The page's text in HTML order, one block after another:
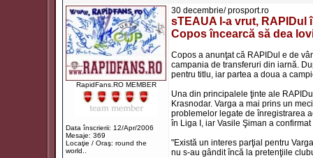
RapidFans.RO MEMBER
Data înscrierii: 12/Apr/2006
Mesaje: 369
Locaţie / Oraş: round the
world..
30 decembrie/ prosport.ro
sTEAUA l-a vrut, RAPIDul
Copos încearcă să dea
Copos a anunţat că RAPIDul e de
campania de transferuri din iarnă.
pentru titlu, iar partea a doua a
Una din principalele ţinte ale
Krasnodar. Varga a mai prins un
problemelor legate de înregistrarea
în Liga I, iar Vasile Şiman a
"Există un interes parţial pentru
nu s-au gândit încă la pretenţiile